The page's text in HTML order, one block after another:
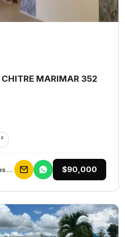
CHITRE MARIMAR 352
Galceb Group Bienes Raices $90,000